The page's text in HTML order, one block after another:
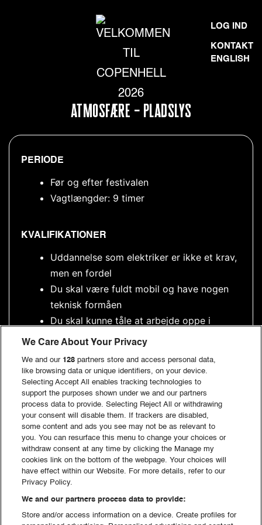
VELKOMMEN
LOG IND
KONTAKT
ENGLISH
ATMOSFÆRE – PLADSLYS
PERIODE
Før og efter festivalen
Vagtlængder: 9 timer
KVALIFIKATIONER
Uddannelse som elektriker er ikke et krav,
men en fordel
Du skal være fuldt mobil og have nogen
teknisk formåen
Du skal kunne tåle at arbejde oppe i
højderne
OPGAVER
Vi lyser helvede op! Der skal opsættes lys overalt på
pladsen og ved scenerne. Når COPENHELL er ovre,
skal alt tages ned igen, så Helvede atter kan blive
kulsort.
Det kan være uforudsigeligt at lave festival, så vær
opmærksom på, at du kan blive flyttet til et andet hold
eller få tildelt nogle andre opgaver end planlagt, hvis
We Care About Your Privacy
We and our 128 partners store and access personal data,
like browsing data or unique identifiers, on your device.
Selecting Accept All enables tracking technologies to
support the purposes shown under we and our partners
process data to provide. Selecting Reject All or withdrawing
your consent will disable them. If trackers are disabled,
some content and ads you see may not be as relevant to
you. You can resurface this menu to change your choices or
withdraw consent at any time by clicking the Manage my
cookies link on the bottom of the webpage. Your choices will
have effect within our Website. For more details, refer to our
Privacy Policy.
We and our partners process data to provide:
Store and/or access information on a device. Create profiles for